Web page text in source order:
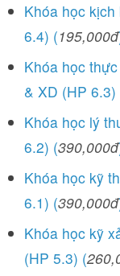
Khóa học
6.4) (195,000đ
Khóa học
& XD (HP 6.3)
Khóa học lý
6.2) (390,000đ
Khóa học kỹ
6.1) (390,000đ
Khóa học kỹ
(HP 5.3) (